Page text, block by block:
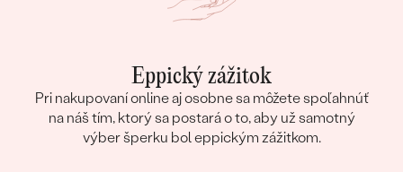
Eppický zážitok
Pri nakupovaní online aj osobne sa môžete spoľahnúť
na náš tím, ktorý sa postará o to, aby už samotný
výber šperku bol eppickým zážitkom.